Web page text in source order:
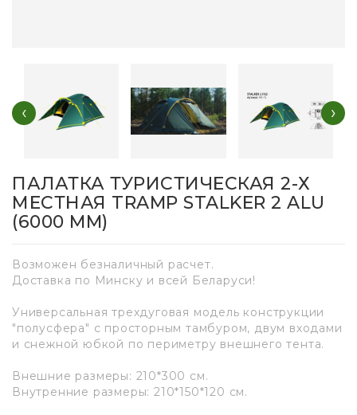
‹ ›
ПАЛАТКА ТУРИСТИЧЕСКАЯ 2-Х
МЕСТНАЯ TRAMP STALKER 2 ALU
(6000 MM)
Возможен безналичный расчет.
Доставка по Минску и всей Беларуси!
Универсальная трехдуговая модель конструкции
"полусфера" с просторным тамбуром, двум входами
и снежной юбкой по периметру внешнего тента.
Внешние размеры: 210*300 см.
Внутренние размеры: 210*150*120 см.